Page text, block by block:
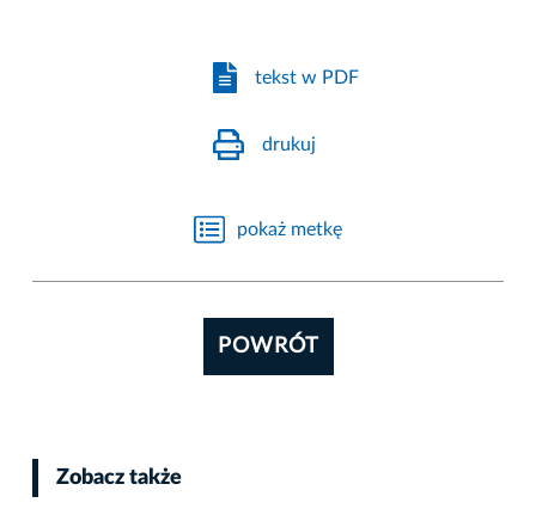
tekst w PDF
drukuj
pokaż metkę
POWRÓT
Zobacz także